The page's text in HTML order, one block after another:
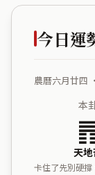
今日運
農曆六月廿四
本
天
卡住了先別硬